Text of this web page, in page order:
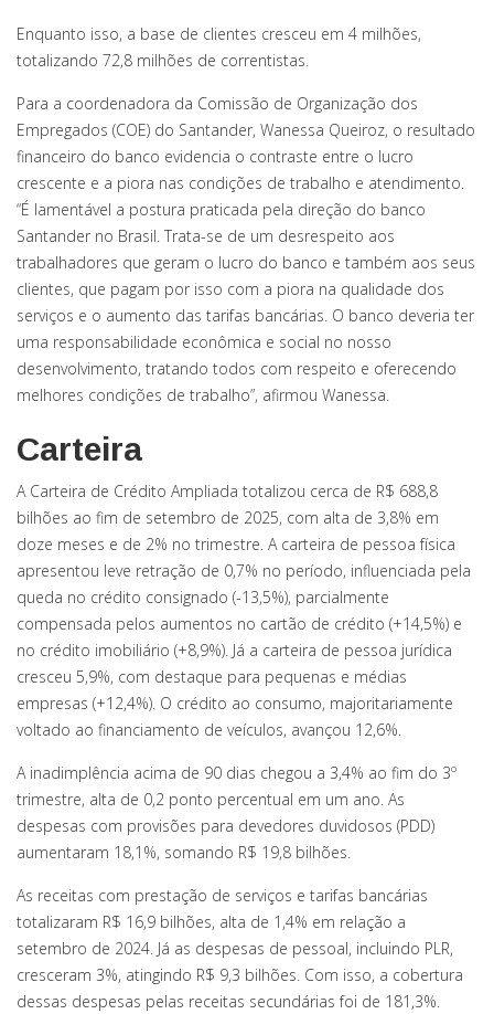
Enquanto isso, a base de clientes cresceu em 4 milhões,
totalizando 72,8 milhões de correntistas.
Para a coordenadora da Comissão de Organização dos
Empregados (COE) do Santander, Wanessa Queiroz, o resultado
financeiro do banco evidencia o contraste entre o lucro
crescente e a piora nas condições de trabalho e atendimento.
“É lamentável a postura praticada pela direção do banco
Santander no Brasil. Trata-se de um desrespeito aos
trabalhadores que geram o lucro do banco e também aos seus
clientes, que pagam por isso com a piora na qualidade dos
serviços e o aumento das tarifas bancárias. O banco deveria ter
uma responsabilidade econômica e social no nosso
desenvolvimento, tratando todos com respeito e oferecendo
melhores condições de trabalho”, afirmou Wanessa.
Carteira
A Carteira de Crédito Ampliada totalizou cerca de R$ 688,8
bilhões ao fim de setembro de 2025, com alta de 3,8% em
doze meses e de 2% no trimestre. A carteira de pessoa física
apresentou leve retração de 0,7% no período, influenciada pela
queda no crédito consignado (-13,5%), parcialmente
compensada pelos aumentos no cartão de crédito (+14,5%) e
no crédito imobiliário (+8,9%). Já a carteira de pessoa jurídica
cresceu 5,9%, com destaque para pequenas e médias
empresas (+12,4%). O crédito ao consumo, majoritariamente
voltado ao financiamento de veículos, avançou 12,6%.
A inadimplência acima de 90 dias chegou a 3,4% ao fim do 3º
trimestre, alta de 0,2 ponto percentual em um ano. As
despesas com provisões para devedores duvidosos (PDD)
aumentaram 18,1%, somando R$ 19,8 bilhões.
As receitas com prestação de serviços e tarifas bancárias
totalizaram R$ 16,9 bilhões, alta de 1,4% em relação a
setembro de 2024. Já as despesas de pessoal, incluindo PLR,
cresceram 3%, atingindo R$ 9,3 bilhões. Com isso, a cobertura
dessas despesas pelas receitas secundárias foi de 181,3%.